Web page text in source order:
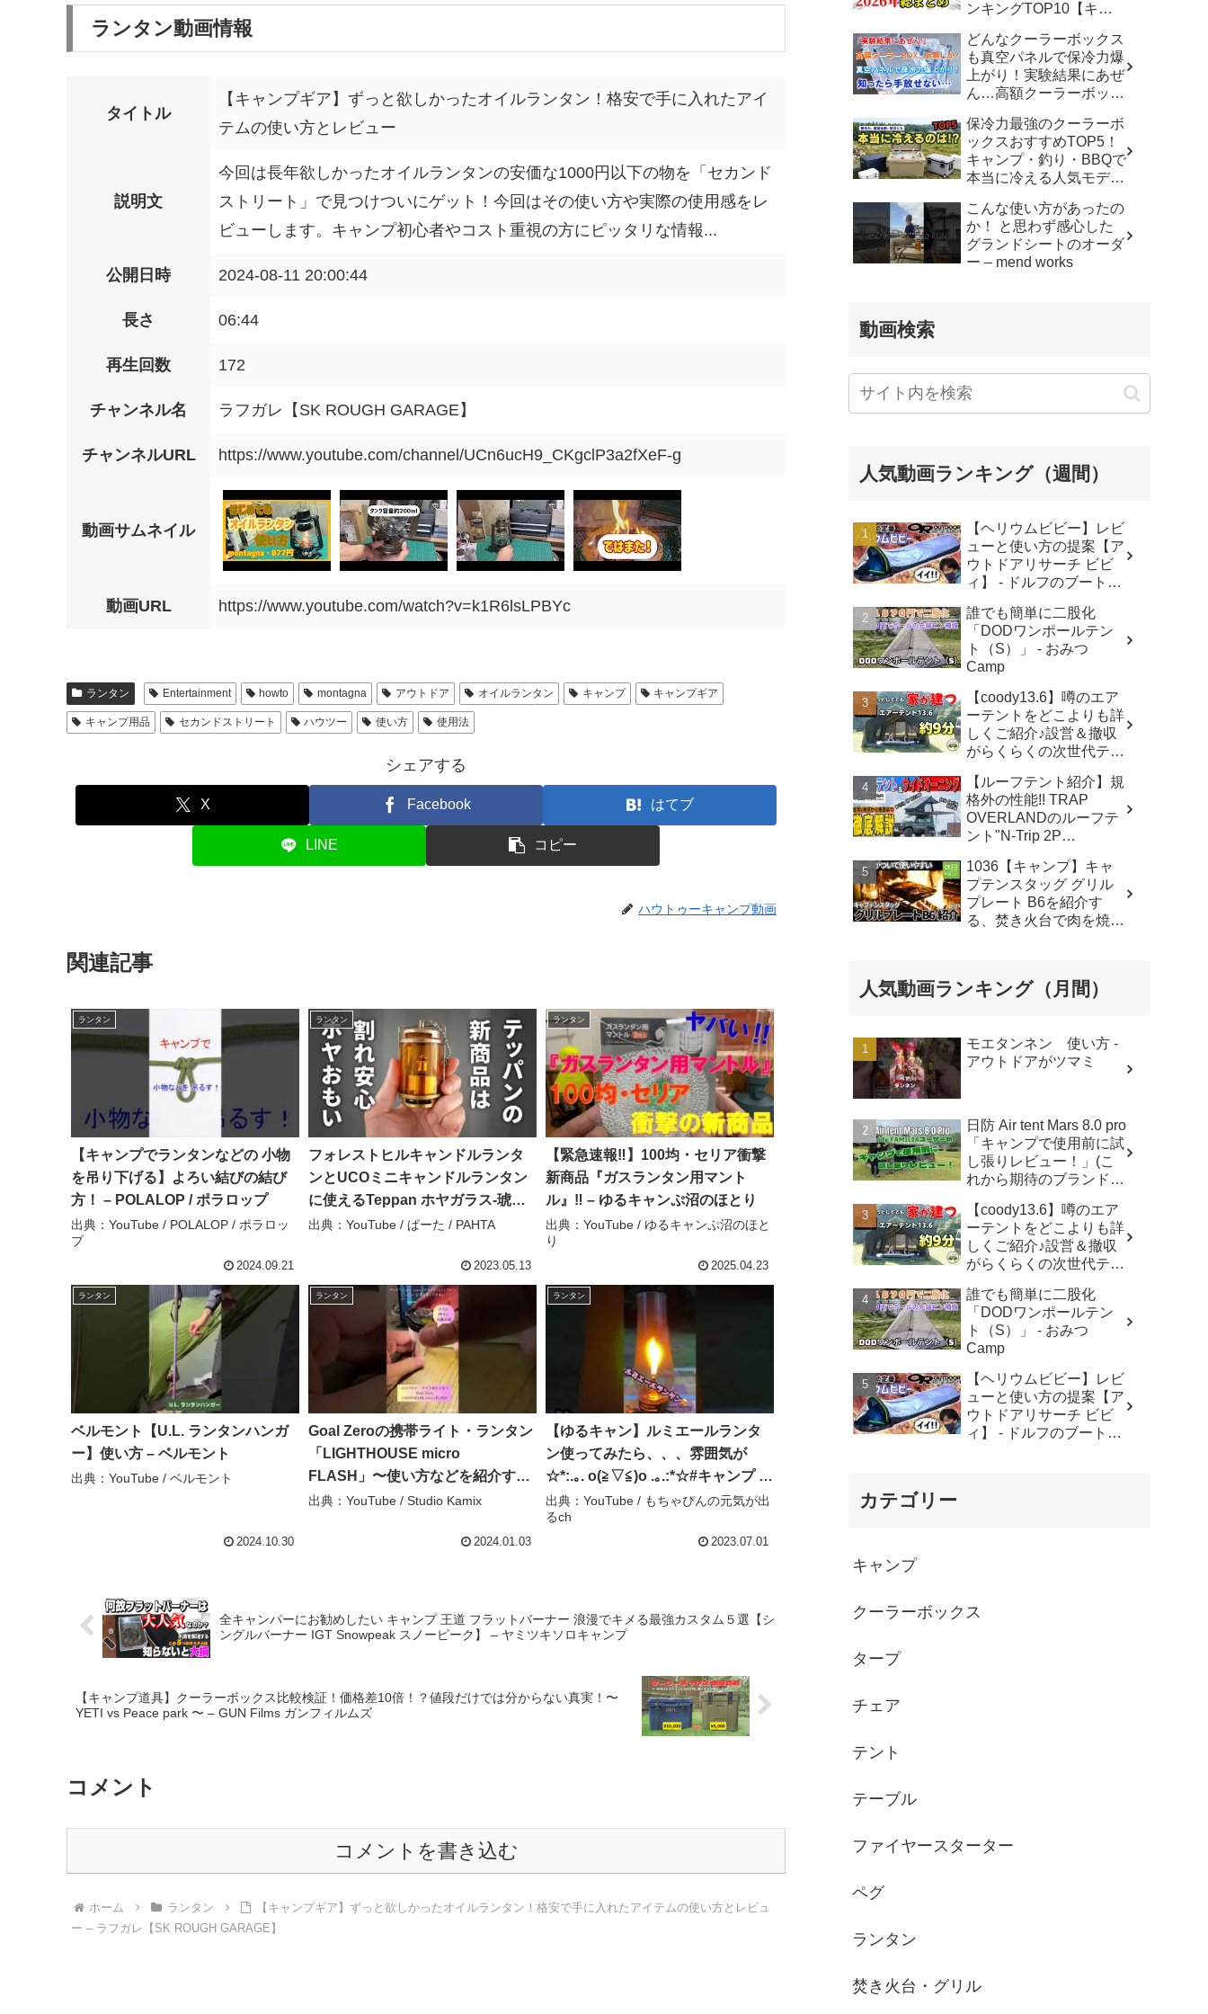
ランタン動画情報
タイトル
【キャンプギア】ずっと欲しかったオイルランタン！格安で手に入れたアイ
テムの使い方とレビュー
説明文
今回は長年欲しかったオイルランタンの安価な1000円以下の物を「セカンド
ストリート」で見つけついにゲット！今回はその使い方や実際の使用感をレ
ビューします。キャンプ初心者やコスト重視の方にピッタリな情報...
公開日時 2024-08-11 20:00:44
長さ 06:44
再生回数 172
チャンネル名 ラフガレ【SK ROUGH GARAGE】
チャンネルURL https://www.youtube.com/channel/UCn6ucH9_CKgclP3a2fXeF-g
動画サムネイル
動画URL https://www.youtube.com/watch?v=k1R6lsLPBYc
ランタン Entertainment howto montagna アウトドア オイルランタン キャンプ キャンプギア
キャンプ用品 セカンドストリート ハウツー 使い方 使用法
シェアする
X Facebook はてブ
LINE コピー
ハウトゥーキャンプ動画
関連記事
ランタン
【キャンプでランタンなどの 小物
を吊り下げる】よろい結びの結び
方！ – POLALOP / ポラロップ
出典：YouTube / POLALOP / ポラロッ
プ
2024.09.21
ランタン
フォレストヒルキャンドルランタ
ンとUCOミニキャンドルランタン
に使えるTeppan ホヤガラス-琥珀-
の紹介 ソロキャンプにオススメの
出典：YouTube / ぱーた / PAHTA
2023.05.13
ランタン
【緊急速報‼】100均・セリア衝撃
新商品『ガスランタン用マント
ル』‼ – ゆるキャンぷ沼のほとり
出典：YouTube / ゆるキャンぷ沼のほと
り
2025.04.23
ランタン
ベルモント【U.L. ランタンハンガ
ー】使い方 – ベルモント
出典：YouTube / ベルモント
2024.10.30
ランタン
Goal Zeroの携帯ライト・ランタン
「LIGHTHOUSE micro
FLASH」〜使い方などを紹介する
動画 – Studio Kamix
出典：YouTube / Studio Kamix
2024.01.03
ランタン
【ゆるキャン】ルミエールランタ
ン使ってみたら、、、雰囲気が
☆*:.｡. o(≧▽≦)o .｡.:*☆#キャンプ #
キャンプギア #ランタン #ゆるキャ
ン – もちゃぴんの元気が出るch
出典：YouTube / もちゃぴんの元気が出
るch
2023.07.01
全キャンパーにお勧めしたい キャンプ 王道 フラットバーナー 浪漫でキメる最強カスタム５選【シ
ングルバーナー IGT Snowpeak スノーピーク】 – ヤミツキソロキャンプ
【キャンプ道具】クーラーボックス比較検証！価格差10倍！？値段だけでは分からない真実！〜
YETI vs Peace park 〜 – GUN Films ガンフィルムズ
コメント
コメントを書き込む
ホーム ランタン
【キャンプギア】ずっと欲しかったオイルランタン！格安で手に入れたアイテムの使い方とレビュ
ー – ラフガレ【SK ROUGH GARAGE】
ンキングTOP10【キャ
アウトドア】 – ヤミツキ
ソロキャンプ
どんなクーラーボックス
も真空パネルで保冷力爆
上がり！実験結果にあぜ
ん…高額クーラーボック
こだわりチャンネル
保冷力最強のクーラーボ
ックスおすすめTOP5！
キャンプ・釣り・BBQで
本当に冷える人気モデル
本日のおすすめTOP
こんな使い方があったの
か！ と思わず感心した
グランドシートのオーダ
ー – mend works
動画検索
人気動画ランキング（週間）
【ヘリウムビビー】レビ
ューと使い方の提案【ア
ウトドアリサーチ ビビ
ィ】 - ドルフのブートキ
誰でも簡単に二股化
「DODワンポールテン
ト（S）」 - おみつ
Camp
【coody13.6】噂のエア
ーテントをどこよりも詳
しくご紹介♪設営＆撤収
がらくらくの次世代テン
ねるいのば
【ルーフテント紹介】規
格外の性能!! TRAP
OVERLANDのルーフテ
ント"N-Trip 2P
ング"Auto Awning
2x2.5m"を徹底解説!! - ル
ーフテントのレンタル・
販売・取付・買取
1036【キャンプ】キャ
プテンスタッグ グリル
プレート B6を紹介す
る、焚き火台で肉を焼く
人気動画ランキング（月間）
モエタンネン 使い方 -
アウトドアがツマミ
日防 Air tent Mars 8.0 pro
「キャンプで使用前に試
し張りレビュー！」(こ
れから期待のブランド・
ド・元coodyユーザー) -
YOSHIHIRO
OUTDOORS-AIR TENT
CAMPER
【coody13.6】噂のエア
ーテントをどこよりも詳
しくご紹介♪設営＆撤収
がらくらくの次世代テン
ねるいのば
誰でも簡単に二股化
「DODワンポールテン
ト（S）」 - おみつ
Camp
【ヘリウムビビー】レビ
ューと使い方の提案【ア
ウトドアリサーチ ビビ
ィ】 - ドルフのブートキ
カテゴリー
キャンプ
クーラーボックス
タープ
チェア
テント
テーブル
ファイヤースターター
ペグ
ランタン
焚き火台・グリル